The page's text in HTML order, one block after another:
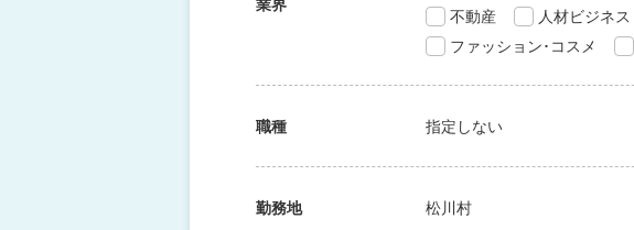
不動産
人材ビジネス
ファッション･コスメ
職種 指定しない
勤務地 松川村